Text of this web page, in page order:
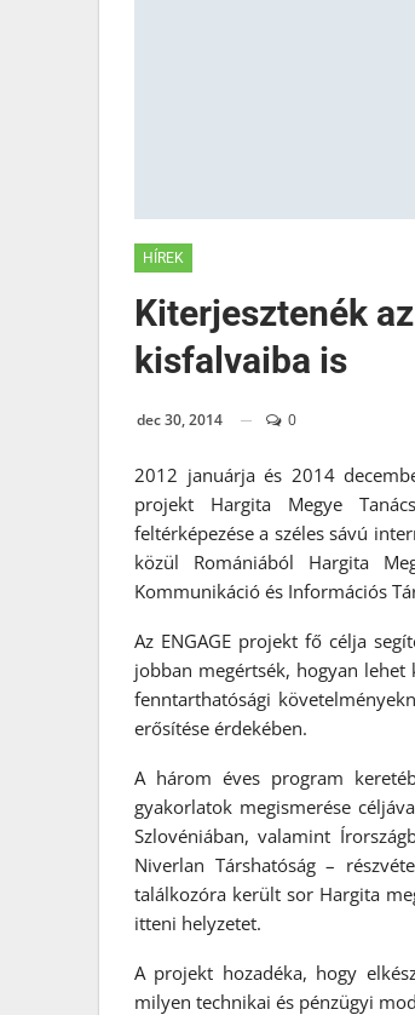
HÍREK
Kiterjesztenék
kisfalvaiba is
dec 30, 2014 0
2012 januárja és 2014
projekt Hargita Megye
feltérképezése a széles sávú
közül Romániából Hargita
Kommunikáció és Információs
Az ENGAGE projekt fő célja
jobban megértsék, hogyan
fenntarthatósági
erősítése érdekében.
A három éves program
gyakorlatok megismerése
Szlovéniában, valamint
Niverlan Társhatóság –
találkozóra került sor Hargita
itteni helyzetet.
A projekt hozadéka, hogy
milyen technikai és pénzügyi